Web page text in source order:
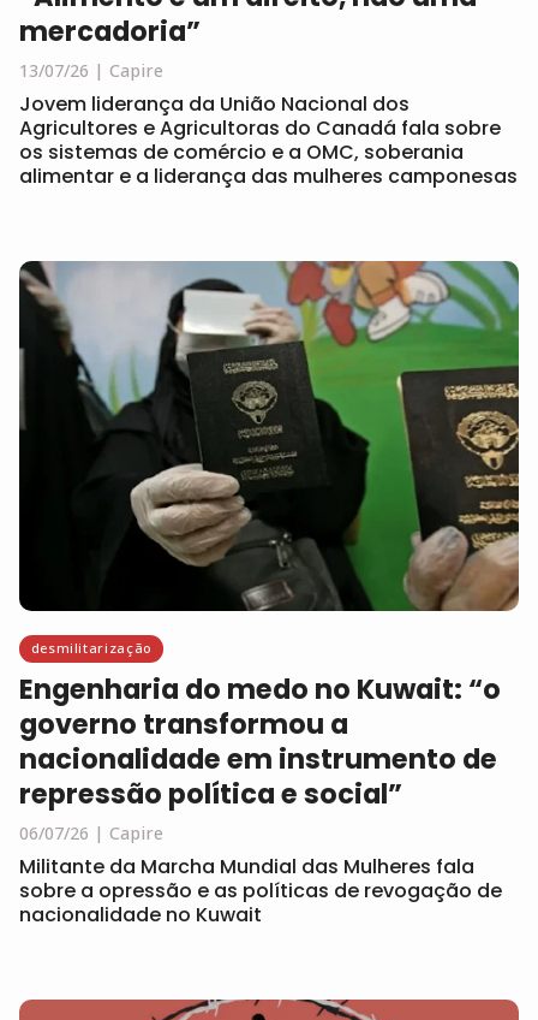
mercadoria”
13/07/26 Capire
Jovem liderança da União Nacional dos
Agricultores e Agricultoras do Canadá fala sobre
os sistemas de comércio e a OMC, soberania
alimentar e a liderança das mulheres camponesas
desmilitarização
Engenharia do medo no Kuwait: “o
governo transformou a
nacionalidade em instrumento de
repressão política e social”
06/07/26 Capire
Militante da Marcha Mundial das Mulheres fala
sobre a opressão e as políticas de revogação de
nacionalidade no Kuwait